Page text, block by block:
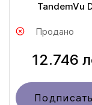
TandemVu
Продано
12.746